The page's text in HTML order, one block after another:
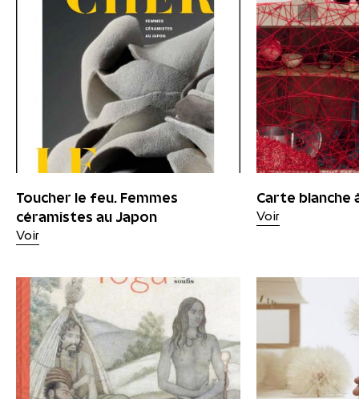
Toucher le feu. Femmes
céramistes au Japon
Voir
Carte blanche
Voir